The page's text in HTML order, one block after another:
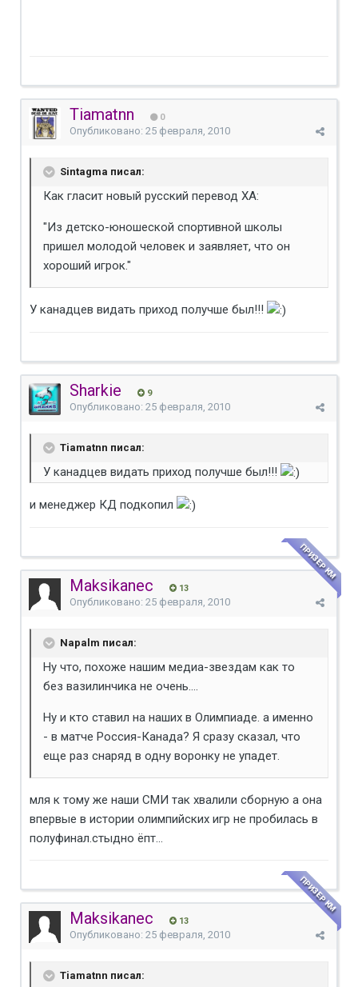
Tiamatnn 0
Опубликовано: 25 февраля, 2010
Sintagma писал:
Как гласит новый русский перевод ХА:
"Из детско-юношеской спортивной школы
пришел молодой человек и заявляет, что он
хороший игрок."
У канадцев видать приход получше был!!!
Sharkie 9
Опубликовано: 25 февраля, 2010
Tiamatnn писал:
У канадцев видать приход получше был!!!
и менеджер КД подкопил
Maksikanec 13
ПРИЗЕР КМ
Опубликовано: 25 февраля, 2010
Napalm писал:
Ну что, похоже нашим медиа-звездам как то
без вазилинчика не очень....
Ну и кто ставил на наших в Олимпиаде. а именно
- в матче Россия-Канада? Я сразу сказал, что
еще раз снаряд в одну воронку не упадет.
мля к тому же наши СМИ так хвалили сборную а она
впервые в истории олимпийских игр не пробилась в
полуфинал.стыдно ёпт...
Maksikanec 13
ПРИЗЕР КМ
Опубликовано: 25 февраля, 2010
Tiamatnn писал: